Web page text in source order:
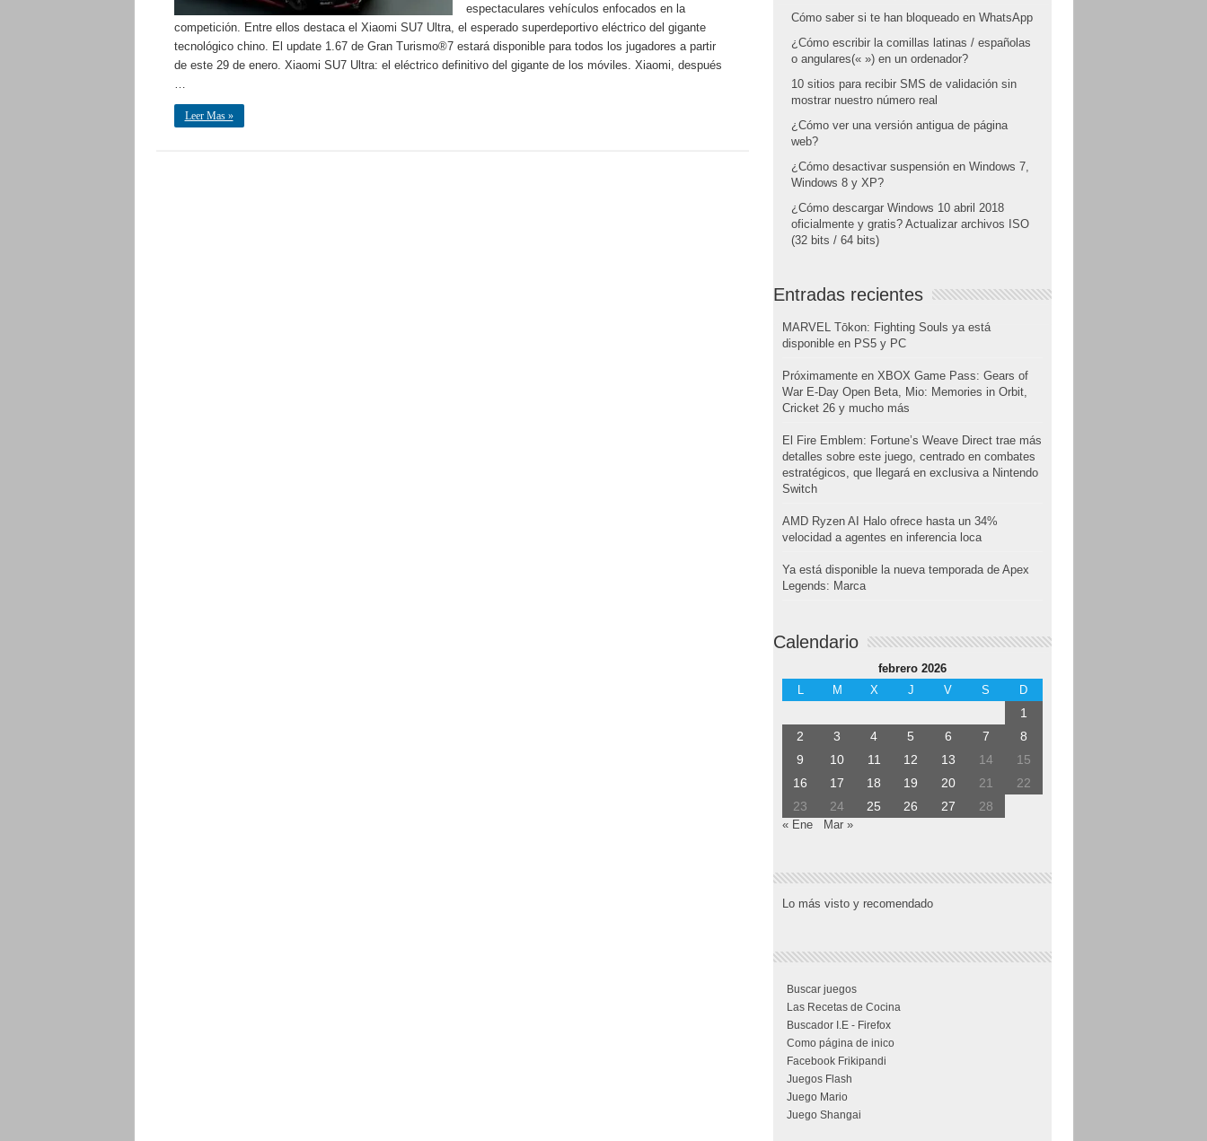
espectaculares vehículos enfocados en la
competición. Entre ellos destaca el Xiaomi SU7 Ultra, el esperado superdeportivo eléctrico del gigante
tecnológico chino. El update 1.67 de Gran Turismo®7 estará disponible para todos los jugadores a partir
de este 29 de enero. Xiaomi SU7 Ultra: el eléctrico definitivo del gigante de los móviles. Xiaomi, después
…
Leer Mas »
Cómo saber si te han bloqueado en WhatsApp
¿Cómo escribir la comillas latinas / españolas
o angulares(« ») en un ordenador?
10 sitios para recibir SMS de validación sin
mostrar nuestro número real
¿Cómo ver una versión antigua de página
web?
¿Cómo desactivar suspensión en Windows 7,
Windows 8 y XP?
¿Cómo descargar Windows 10 abril 2018
oficialmente y gratis? Actualizar archivos ISO
(32 bits / 64 bits)
Entradas recientes
MARVEL Tōkon: Fighting Souls ya está
disponible en PS5 y PC
Próximamente en XBOX Game Pass: Gears of
War E-Day Open Beta, Mio: Memories in Orbit,
Cricket 26 y mucho más
El Fire Emblem: Fortune’s Weave Direct trae más
detalles sobre este juego, centrado en combates
estratégicos, que llegará en exclusiva a Nintendo
Switch
AMD Ryzen AI Halo ofrece hasta un 34%
velocidad a agentes en inferencia loca
Ya está disponible la nueva temporada de Apex
Legends: Marca
Calendario
febrero 2026
L
M X J V S D
1
2
3 4 5 6 7
8
9
10 11 12 13 14
15
16
17 18 19 20 21
22
23
24 25 26 27 28
« Ene Mar »
Lo más visto y recomendado
Buscar juegos
Las Recetas de Cocina
Buscador I.E - Firefox
Como página de inico
Facebook Frikipandi
Juegos Flash
Juego Mario
Juego Shangai